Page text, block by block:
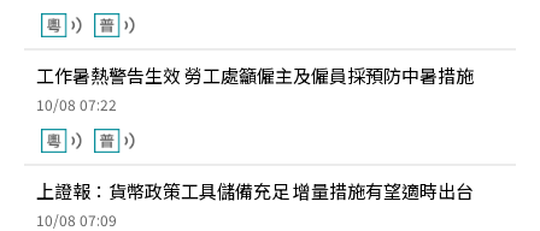
工作暑熱警告生效 勞工處籲僱主及僱員採預防中暑措施
10/08 07:22
上證報：貨幣政策工具儲備充足 增量措施有望適時出台
10/08 07:09